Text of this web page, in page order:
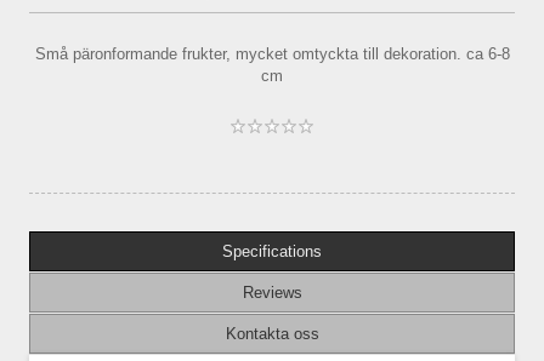
Små päronformande frukter, mycket omtyckta till dekoration. ca 6-8
cm
Specifications
Reviews
Kontakta oss